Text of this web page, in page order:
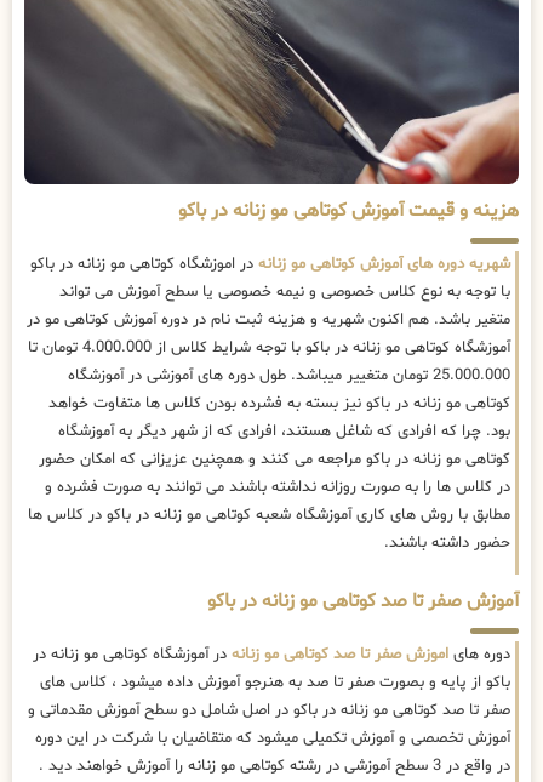
هزینه و قیمت آموزش کوتاهی مو زنانه در باکو
شهریه دوره های آموزش کوتاهی مو زنانه در اموزشگاه کوتاهی مو زنانه در باکو
با توجه به نوع کلاس خصوصی و نیمه خصوصی یا سطح آموزش می تواند
متغیر باشد. هم اکنون شهریه و هزینه ثبت نام در دوره آموزش کوتاهی مو در
آموزشگاه کوتاهی مو زنانه در باکو با توجه شرایط کلاس از 4.000.000 تومان تا
25.000.000 تومان متغییر میباشد. طول دوره های آموزشی در آموزشگاه
کوتاهی مو زنانه در باکو نیز بسته به فشرده بودن کلاس ها متفاوت خواهد
بود. چرا که افرادی که شاغل هستند، افرادی که از شهر دیگر به آموزشگاه
کوتاهی مو زنانه در باکو مراجعه می کنند و همچنین عزیزانی که امکان حضور
در کلاس ها را به صورت روزانه نداشته باشند می توانند به صورت فشرده و
مطابق با روش های کاری آموزشگاه شعبه کوتاهی مو زنانه در باکو در کلاس ها
حضور داشته باشند.
آموزش صفر تا صد کوتاهی مو زنانه در باکو
دوره های اموزش صفر تا صد کوتاهی مو زنانه در آموزشگاه کوتاهی مو زنانه در
باکو از پایه و بصورت صفر تا صد به هنرجو آموزش داده میشود ، کلاس های
صفر تا صد کوتاهی مو زنانه در باکو در اصل شامل دو سطح آموزش مقدماتی و
آموزش تخصصی و آموزش تکمیلی میشود که متقاضیان با شرکت در این دوره
در واقع در 3 سطح آموزشی در رشته کوتاهی مو زنانه را آموزش خواهند دید .